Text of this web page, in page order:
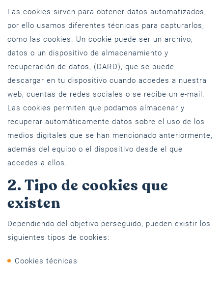
Las cookies sirven para obtener datos automatizados,
por ello usamos diferentes técnicas para capturarlos,
como las cookies. Un cookie puede ser un archivo,
datos o un dispositivo de almacenamiento y
recuperación de datos, (DARD), que se puede
descargar en tu dispositivo cuando accedes a nuestra
web, cuentas de redes sociales o se recibe un e-mail.
Las cookies permiten que podamos almacenar y
recuperar automáticamente datos sobre el uso de los
medios digitales que se han mencionado anteriormente,
además del equipo o el dispositivo desde el que
accedes a ellos.
2. Tipo de cookies que
existen
Dependiendo del objetivo perseguido, pueden existir los
siguientes tipos de cookies:
Cookies técnicas